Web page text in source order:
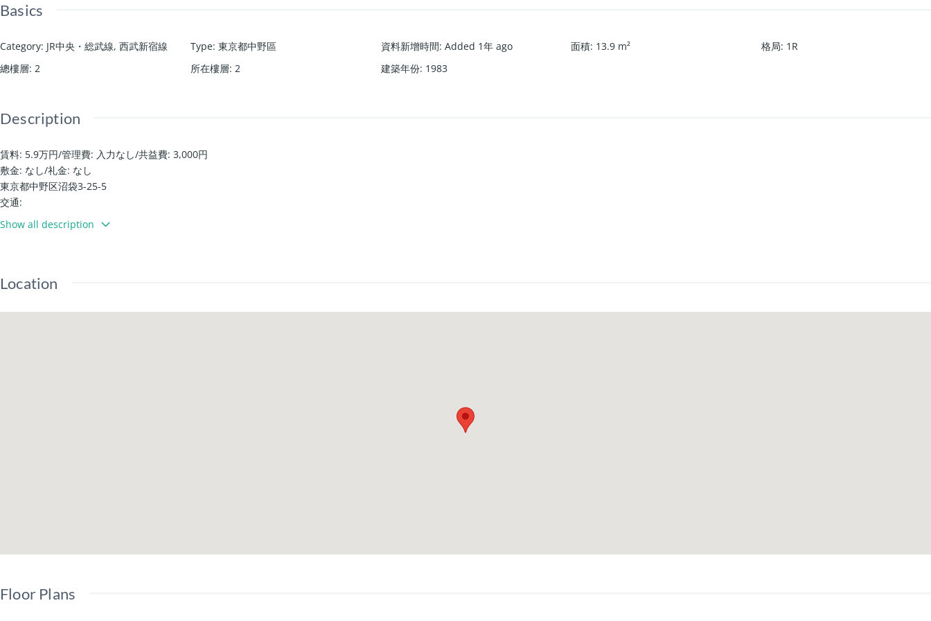
Basics
Category: JR中央・総武線, 西武新宿線 Type: 東京都中野區 資料新增時間: Added 1年 ago 面積: 13.9 m² 格局: 1R
總樓層: 2 所在樓層: 2 建築年份: 1983
Description
賃料: 5.9万円/管理費: 入力なし/共益費: 3,000円
敷金: なし/礼金: なし
東京都中野区沼袋3-25-5
交通:
西武新宿線 沼袋駅 徒歩5分
西武新宿線 野方駅 徒歩9分
自行車/摩托車停車場
地板 / 室內晾衣架 / 陽台 / 轉角房
Show all description
Location
Floor Plans